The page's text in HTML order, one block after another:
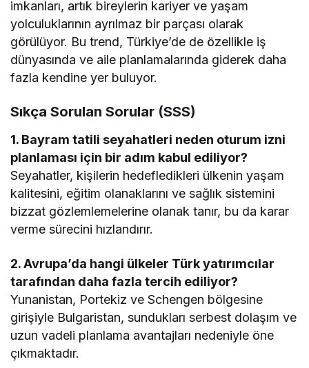
imkanları, artık bireylerin kariyer ve yaşam
yolculuklarının ayrılmaz bir parçası olarak
görülüyor. Bu trend, Türkiye’de de özellikle iş
dünyasında ve aile planlamalarında giderek daha
fazla kendine yer buluyor.
Sıkça Sorulan Sorular (SSS)
1. Bayram tatili seyahatleri neden oturum izni
planlaması için bir adım kabul ediliyor?
Seyahatler, kişilerin hedefledikleri ülkenin yaşam
kalitesini, eğitim olanaklarını ve sağlık sistemini
bizzat gözlemlemelerine olanak tanır, bu da karar
verme sürecini hızlandırır.
2. Avrupa’da hangi ülkeler Türk yatırımcılar
tarafından daha fazla tercih ediliyor?
Yunanistan, Portekiz ve Schengen bölgesine
girişiyle Bulgaristan, sundukları serbest dolaşım ve
uzun vadeli planlama avantajları nedeniyle öne
çıkmaktadır.